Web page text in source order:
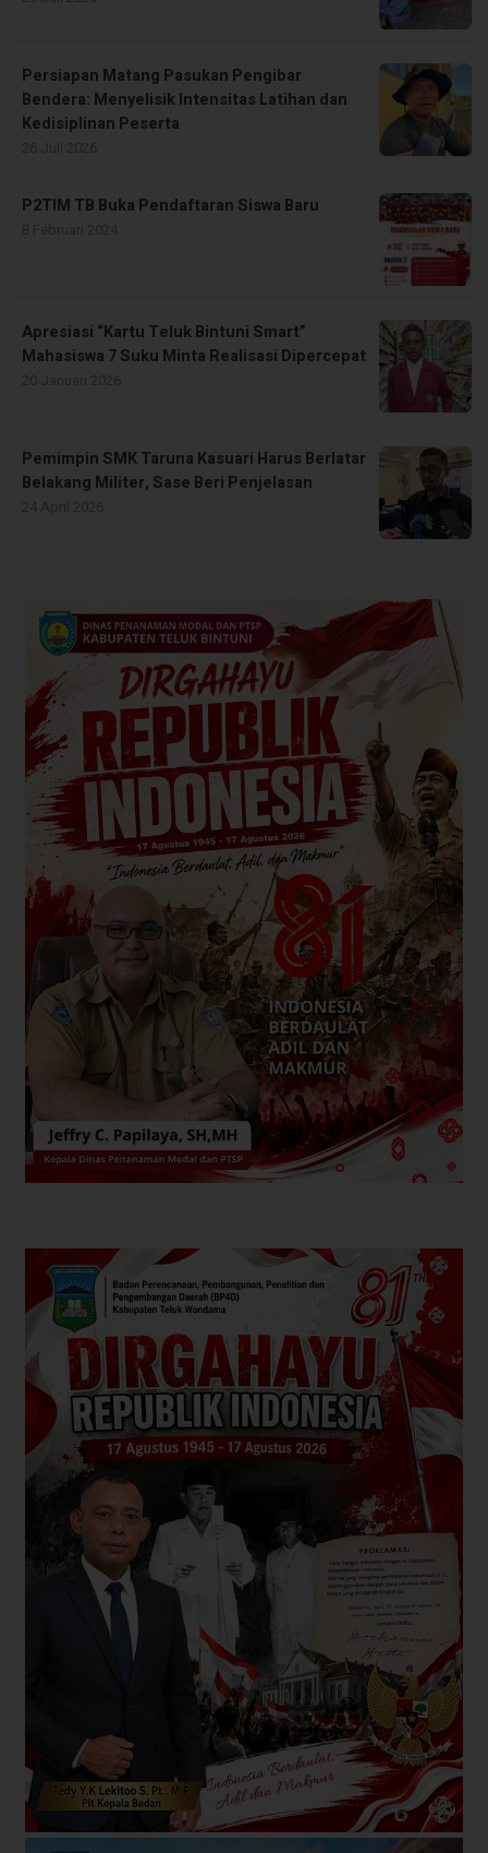
Persiapan Matang Pasukan Pengibar
Bendera: Menyelisik Intensitas Latihan dan
Kedisiplinan Peserta
P2TIM TB Buka Pendaftaran Siswa Baru
Apresiasi “Kartu Teluk Bintuni Smart”
Mahasiswa 7 Suku Minta Realisasi Dipercepat
Pemimpin SMK Taruna Kasuari Harus Berlatar
Belakang Militer, Sase Beri Penjelasan